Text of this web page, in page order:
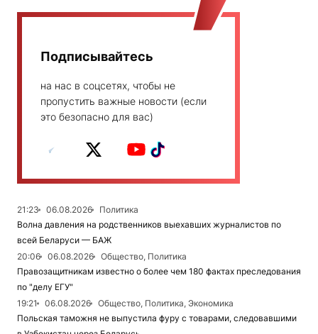
Подписывайтесь
на нас в соцсетях, чтобы не
пропустить важные новости (если
это безопасно для вас)
21:23 06.08.2026
Политика
Волна давления на родственников выехавших журналистов по
всей Беларуси — БАЖ
20:06
06.08.2026
Общество, Политика
Правозащитникам известно о более чем 180 фактах преследования
по "делу ЕГУ"
19:21
06.08.2026
Общество, Политика, Экономика
Польская таможня не выпустила фуру с товарами, следовавшими